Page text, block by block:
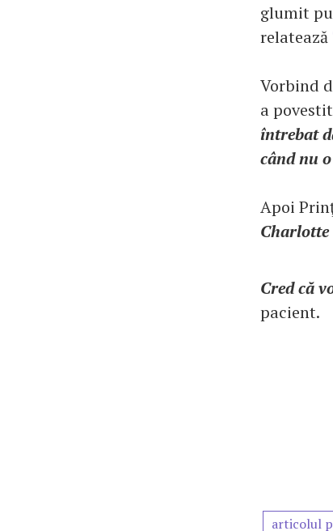
glumit
relatează
Vorbind
a
întrebat
când nu
Apoi
Cred că
pacient.
articolul